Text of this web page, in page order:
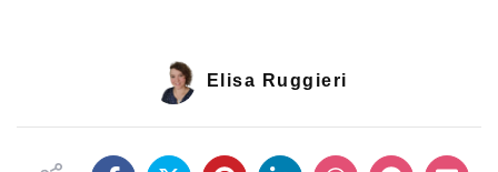
Flavia
Elisa Ruggieri